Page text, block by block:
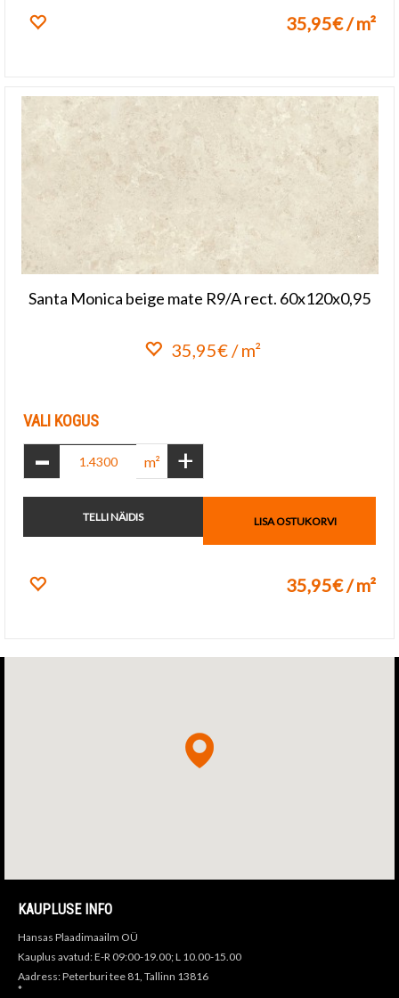
35,95€ / m²
Santa Monica beige mate R9/A rect. 60x120x0,95
35,95€ / m²
VALI KOGUS
- m² +
TELLI NÄIDIS LISA OSTUKORVI
35,95€ / m²
KAUPLUSE INFO
Hansas Plaadimaailm OÜ
Kauplus avatud: E-R 09:00-19.00; L 10.00-15.00
Aadress: Peterburi tee 81, Tallinn 13816
*